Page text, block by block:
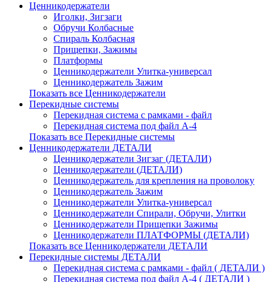
Ценникодержатели
Иголки, Зигзаги
Обручи Колбасные
Cпираль Колбасная
Прищепки, Зажимы
Платформы
Ценникодержатели Улитка-универсал
Ценникодержатель Зажим
Показать все Ценникодержатели
Перекидные системы
Перекидная система с рамками - файл
Перекидная система под файл А-4
Показать все Перекидные системы
Ценникодержатели ДЕТАЛИ
Ценникодержатели Зигзаг (ДЕТАЛИ)
Ценникодержатели (ДЕТАЛИ)
Ценникодержатель для крепления на проволоку
Ценникодержатель Зажим
Ценникодержатели Улитка-универсал
Ценникодержатели Спирали, Обручи, Улитки
Ценникодержатели Прищепки Зажимы
Ценникодержатели ПЛАТФОРМЫ (ДЕТАЛИ)
Показать все Ценникодержатели ДЕТАЛИ
Перекидные системы ДЕТАЛИ
Перекидная система с рамками - файл ( ДЕТАЛИ )
Перекидная система под файл А-4 ( ДЕТАЛИ )